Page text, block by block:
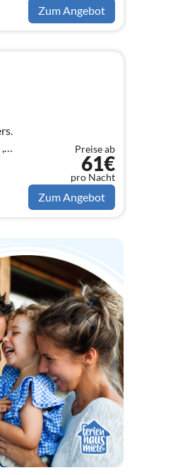
Zum Angebot
Preise ab
61€
pro Nacht
Zum Angebot